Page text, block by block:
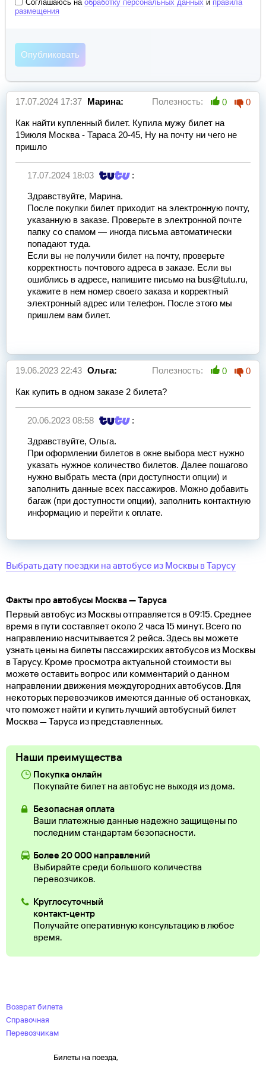
Соглашаюсь на обработку персональных данных и правила
размещения
17.07.2024 17:37 Марина: Полезность: 0 0
Как найти купленный билет. Купила мужу билет на
19июля Москва - Тараса 20-45, Ну на почту ни чего не
пришло
17.07.2024 18:03 :
Здравствуйте, Марина.
После покупки билет приходит на электронную почту,
указанную в заказе. Проверьте в электронной почте
папку со спамом — иногда письма автоматически
попадают туда.
Если вы не получили билет на почту, проверьте
корректность почтового адреса в заказе. Если вы
ошиблись в адресе, напишите письмо на bus@tutu.ru,
укажите в нем номер своего заказа и корректный
электронный адрес или телефон. После этого мы
пришлем вам билет.
19.06.2023 22:43 Ольга: Полезность: 0 0
Как купить в одном заказе 2 билета?
20.06.2023 08:58 :
Здравствуйте, Ольга.
При оформлении билетов в окне выбора мест нужно
указать нужное количество билетов. Далее пошагово
нужно выбрать места (при доступности опции) и
заполнить данные всех пассажиров. Можно добавить
багаж (при доступности опции), заполнить контактную
информацию и перейти к оплате.
Выбрать дату поездки на автобусе из Москвы вТарусу
Факты про автобусы Москва — Таруса
Первый автобус из Москвы отправляется в 09:15. Среднее
время в пути составляет около 2 часа 15 минут. Всего по
направлению насчитывается 2 рейса. Здесь вы можете
узнать цены на билеты пассажирских автобусов из Москвы
в Тарусу. Кроме просмотра актуальной стоимости вы
можете оставить вопрос или комментарий о данном
направлении движения междугородних автобусов. Для
некоторых перевозчиков имеются данные об остановках,
что поможет найти и купить лучший автобусный билет
Москва — Таруса из представленных.
Наши преимущества
Покупка онлайн
Покупайте билет на автобус не выходя из дома.
Безопасная оплата
Ваши платежные данные надежно защищены по
последним стандартам безопасности.
Более 20 000 направлений
Выбирайте среди большого количества
перевозчиков.
Круглосуточный
контакт-центр
Получайте оперативную консультацию в любое
время.
Возврат билета
Справочная
Перевозчикам
Билеты на поезда,